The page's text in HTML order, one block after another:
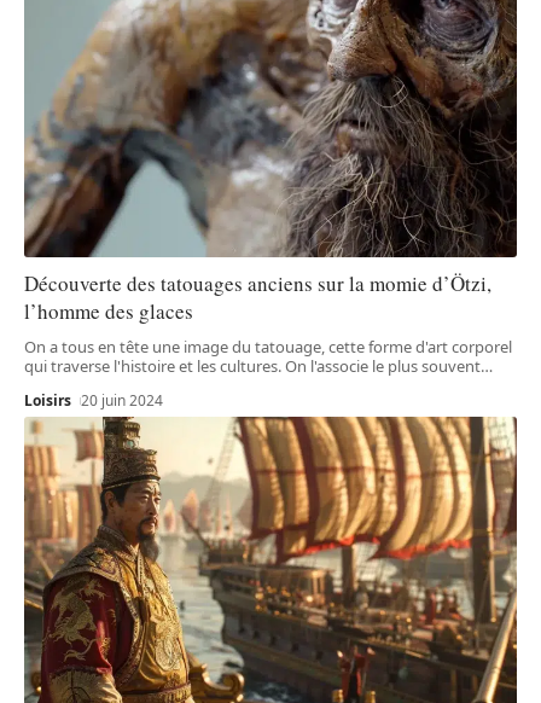
Découverte des tatouages anciens sur la momie d’Ötzi,
l’homme des glaces
On a tous en tête une image du tatouage, cette forme d'art corporel
qui traverse l'histoire et les cultures. On l'associe le plus souvent…
Loisirs 20 juin 2024